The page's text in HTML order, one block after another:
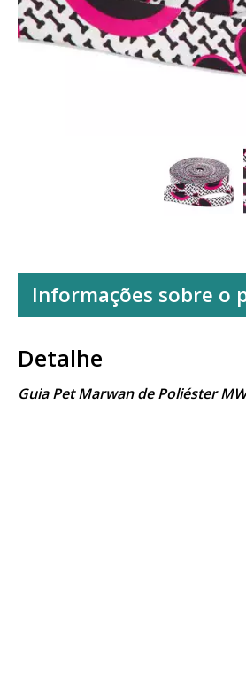
Informações sobre o
Detalhe
Guia Pet Marwan de Poliéster